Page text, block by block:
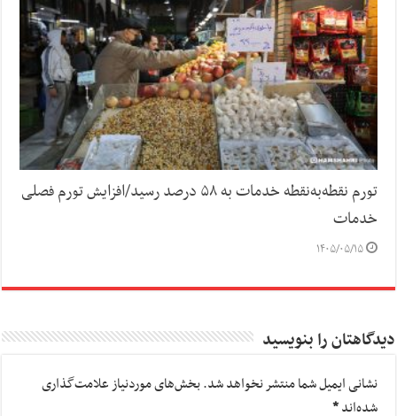
تورم نقطه‌به‌نقطه خدمات به ۵۸ درصد رسید/افزایش تورم فصلی
خدمات
۱۴۰۵/۰۵/۱۵
دیدگاهتان را بنویسید
نشانی ایمیل شما منتشر نخواهد شد.بخش‌های موردنیاز علامت‌گذاری
شده‌اند*